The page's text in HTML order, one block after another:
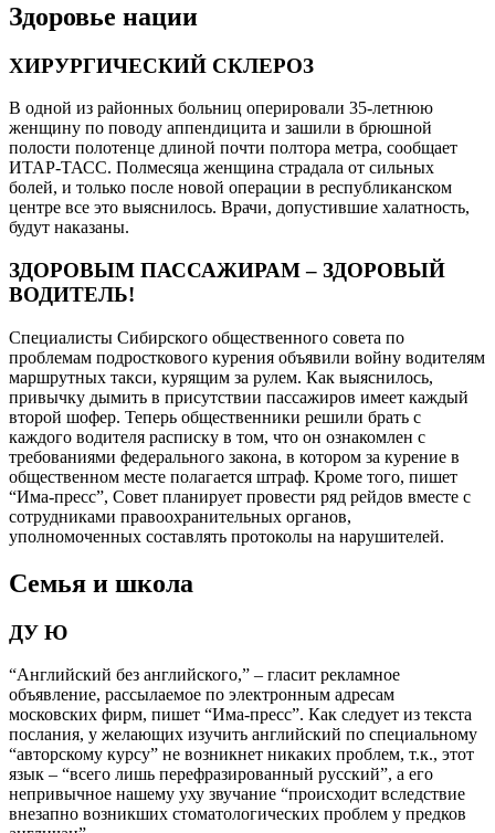
Здоровье нации
ХИРУРГИЧЕСКИЙ СКЛЕРОЗ
В одной из районных больниц оперировали 35-летнюю
женщину по поводу аппендицита и зашили в брюшной
полости полотенце длиной почти полтора метра, сообщает
ИТАР-ТАСС. Полмесяца женщина страдала от сильных
болей, и только после новой операции в республиканском
центре все это выяснилось. Врачи, допустившие халатность,
будут наказаны.
ЗДОРОВЫМ ПАССАЖИРАМ – ЗДОРОВЫЙ
ВОДИТЕЛЬ!
Специалисты Сибирского общественного совета по
проблемам подросткового курения объявили войну водителям
маршрутных такси, курящим за рулем. Как выяснилось,
привычку дымить в присутствии пассажиров имеет каждый
второй шофер. Теперь общественники решили брать с
каждого водителя расписку в том, что он ознакомлен с
требованиями федерального закона, в котором за курение в
общественном месте полагается штраф. Кроме того, пишет
“Има-пресс”, Совет планирует провести ряд рейдов вместе с
сотрудниками правоохранительных органов,
уполномоченных составлять протоколы на нарушителей.
Семья и школа
ДУ Ю
“Английский без английского,” – гласит рекламное
объявление, рассылаемое по электронным адресам
московских фирм, пишет “Има-пресс”. Как следует из текста
послания, у желающих изучить английский по специальному
“авторскому курсу” не возникнет никаких проблем, т.к., этот
язык – “всего лишь перефразированный русский”, а его
непривычное нашему уху звучание “происходит вследствие
внезапно возникших стоматологических проблем у предков